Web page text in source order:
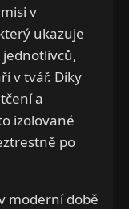
v
ukazuje
v tvář. Díky
a
izolované
po
moderní době